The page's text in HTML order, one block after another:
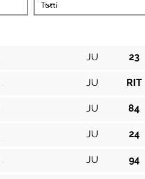
JU 23
JU RIT
JU 84
JU 24
JU 94